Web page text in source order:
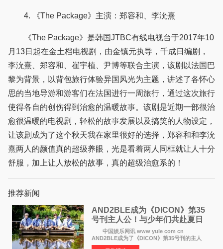
4. 《The Package》主演：郑容和、李沇熹
《The Package》是韩国JTBC有线电视台于2017年10
月13日起在金土档电视剧，由金镇元执导，千成日编剧，
李沇熹、郑容和、崔宇植、尹博等联合主演，该剧以法国巴
黎为背景，以背包旅行体验异国风光为主题，讲述了各怀心
思的当地导游和游客们在法国进行一周旅行，通过这次旅行
使得各自的创伤得到治愈的温暖故事。该剧是近期一部很治
愈很温暖的电视剧，轻松的故事发展以及搞笑的人物设定，
让该剧成为了这个秋天我在家里很好的选择，郑容和和李沇
熹两人的颜值真的超级养眼，光是看着两人同框就让人十分
舒服，加上让人放松的故事，真的超级治愈系的！
推荐新闻
AND2BLE成为《DICON》第35
号刊主人公！与少年们共赴夏日
之约
中国娱乐网讯 www yule com cn
AND2BLE成为了《DICON》第35号刊的主人
公，本期标题为And The Summer。作为出道后